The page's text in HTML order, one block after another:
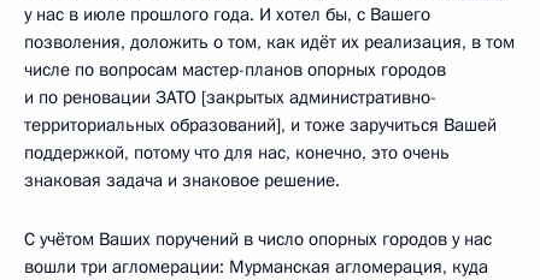
у нас в июле прошлого года. И хотел бы, с Вашего
позволения, доложить о том, как идёт их реализация, в том
числе по вопросам мастер-планов опорных городов
и по реновации ЗАТО [закрытых административно-
территориальных образований], и тоже заручиться Вашей
поддержкой, потому что для нас, конечно, это очень
знаковая задача и знаковое решение.
С учётом Ваших поручений в число опорных городов у нас
вошли три агломерации: Мурманская агломерация, куда